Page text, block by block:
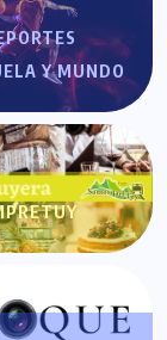
Y MUNDO